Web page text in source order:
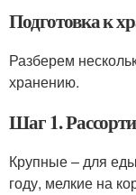
Подготовка к
Разберем
хранению.
Шаг 1.
Крупные – для
году, мелкие на